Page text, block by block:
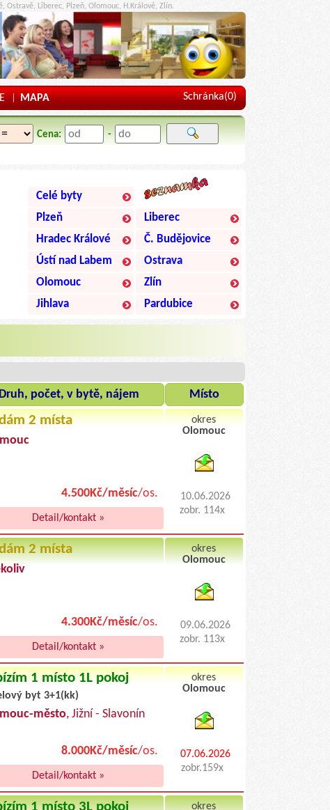
Ostravě, Liberec, Plzeň, Olomouc, H.Králové, Zlín.
| MAPA Schránka(0)
Cena: -
Celé byty
Plzeň
Liberec
Hradec Králové
Č. Budějovice
Ústí nad Labem
Ostrava
Olomouc
Zlín
Jihlava
Pardubice
Druh, počet, v bytě, nájem Místo
2 místa
4.500Kč/měsíc/os.
Detail/kontakt »
okres
Olomouc
10.06.2026
zobr. 114x
2 místa
4.300Kč/měsíc/os.
Detail/kontakt »
okres
Olomouc
09.06.2026
zobr. 113x
1 místo 1L pokoj
byt 3+1(kk)
město, Jižní - Slavonín
8.000Kč/měsíc/os.
Detail/kontakt »
okres
Olomouc
07.06.2026
zobr.159x
1 místo 3L pokoj
okres